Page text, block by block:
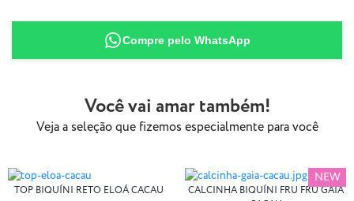
87% Poliamida
Compre pelo WhatsApp
Você vai amar também!
Veja a seleção que fizemos especialmente para você
TOP BIQUÍNI RETO ELOÁ CACAU
NEW
CALCINHA BIQUÍNI FRU FRU GAIA